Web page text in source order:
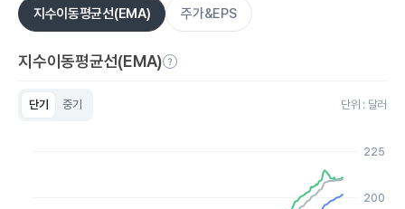
지수이동평균선(EMA) 주가&EPS
지수이동평균선(EMA)
단기 중기 단위 : 달러
The chart has 1 X axis displaying Time. Data ranges from
The chart has 1 Y axis displaying values. Data ranges from
200
225